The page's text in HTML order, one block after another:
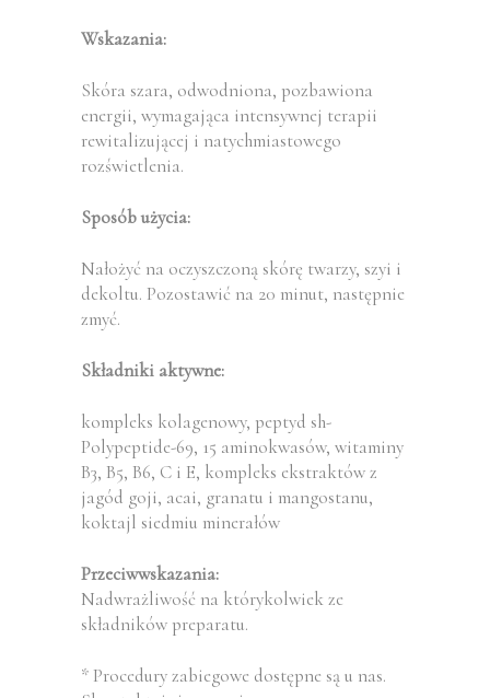
Wskazania:
Skóra szara, odwodniona, pozbawiona
energii, wymagająca intensywnej terapii
rewitalizującej i natychmiastowego
rozświetlenia.
Sposób użycia:
Nałożyć na oczyszczoną skórę twarzy, szyi i
dekoltu. Pozostawić na 20 minut, następnie
zmyć.
Składniki aktywne:
kompleks kolagenowy, peptyd sh-
Polypeptide-69, 15 aminokwasów, witaminy
B3, B5, B6, C i E, kompleks ekstraktów z
jagód goji, acai, granatu i mangostanu,
koktajl siedmiu minerałów
Przeciwwskazania:
Nadwrażliwość na którykolwiek ze
składników preparatu.
* Procedury zabiegowe dostępne są u nas.